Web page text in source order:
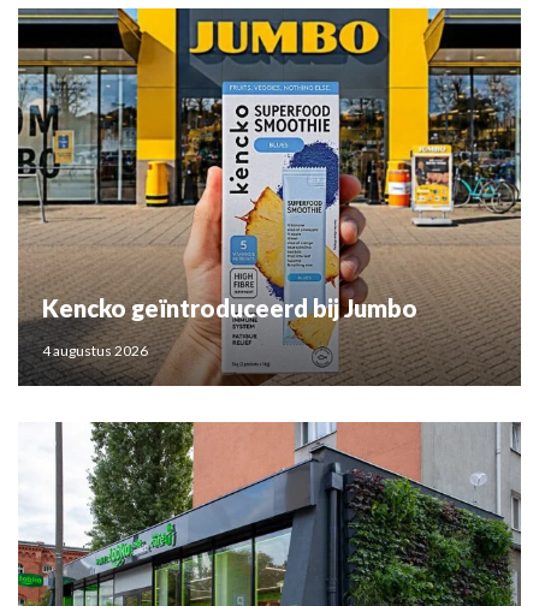
Kencko geïntroduceerd bij Jumbo
4 augustus 2026